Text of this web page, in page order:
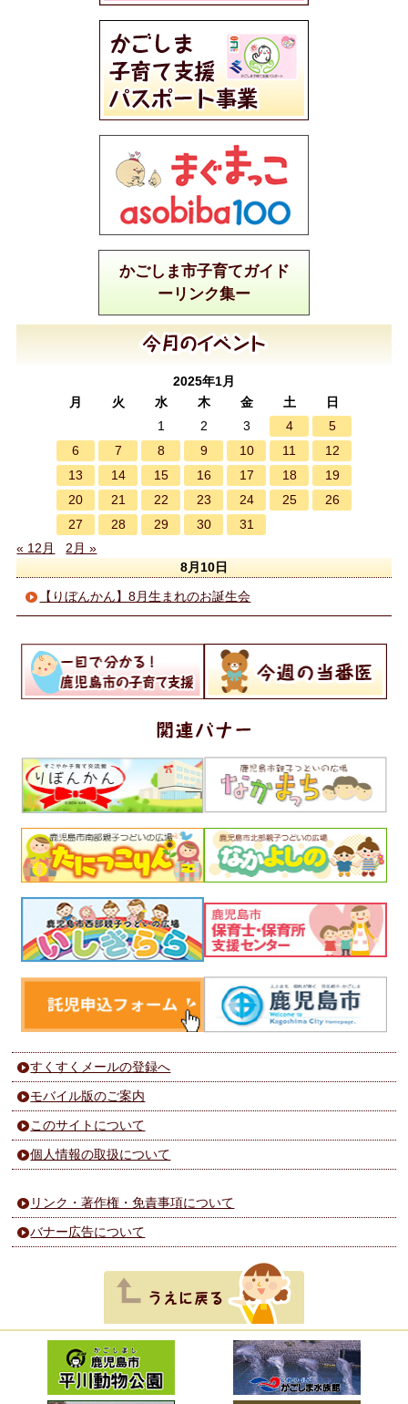
かごしま市子育てガイド
ーリンク集ー
2025年1月
月
火 水 木 金 土
日
1
2 3 4
5
6
7 8 9 10 11
12
13
14 15 16 17 18
19
20
21 22 23 24 25
26
27
28 29 30
31
« 12月
2月 »
8月10日
【りぼんかん】8月生まれのお誕生会
すくすくメールの登録へ
モバイル版のご案内
このサイトについて
個人情報の取扱について
リンク・著作権・免責事項について
バナー広告について